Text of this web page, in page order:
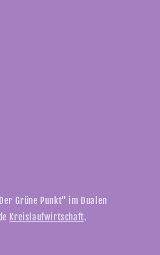
Grüne Punkt" im Dualen
Kreislaufwirtschaft.